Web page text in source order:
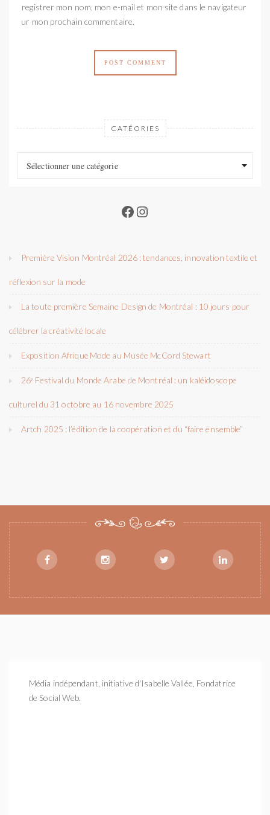
Enregistrer mon nom, mon e-mail et mon site dans le navigateur
pour mon prochain commentaire.
CATÉORIES
Sélectionner une catégorie
Facebook
Instagram
Première Vision Montréal 2026 : tendances, innovation textile et
réflexion sur la mode
La toute première Semaine Design de Montréal : 10 jours pour
célébrer la créativité locale
Exposition Afrique Mode au Musée McCord Stewart
26ᵉ Festival du Monde Arabe de Montréal : un kaléidoscope
culturel du 31 octobre au 16 novembre 2025
Artch 2025 : l’édition de la coopération et du “faire ensemble”
Média indépendant, initiative d'Isabelle Vallée, Fondatrice
de Social Web.